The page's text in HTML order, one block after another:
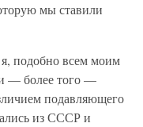
мы ставили
подобно всем моим
— более того —
подавляющего
из СССР и